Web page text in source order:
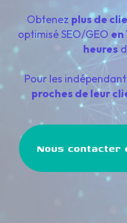
Obtenez plus de
optimisé SEO/GEO en
heures
Pour les
proches de leur
Nous contacter